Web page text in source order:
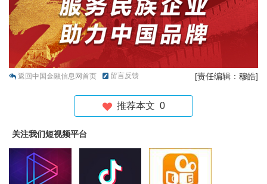
返回中国金融信息网首页 留言反馈 [责任编辑：穆皓]
推荐本文 0
关注我们短视频平台